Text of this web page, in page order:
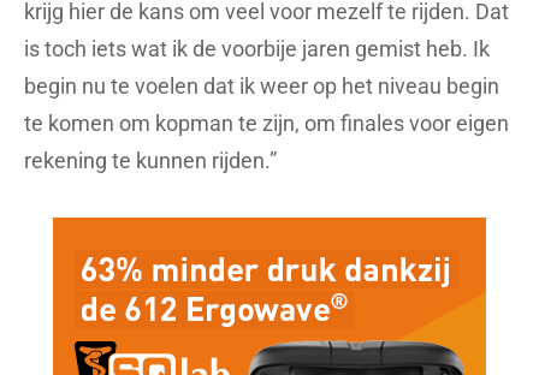
krijg hier de kans om veel voor mezelf te rijden. Dat
is toch iets wat ik de voorbije jaren gemist heb. Ik
begin nu te voelen dat ik weer op het niveau begin
te komen om kopman te zijn, om finales voor eigen
rekening te kunnen rijden.”